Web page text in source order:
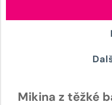
Mikina z těžké